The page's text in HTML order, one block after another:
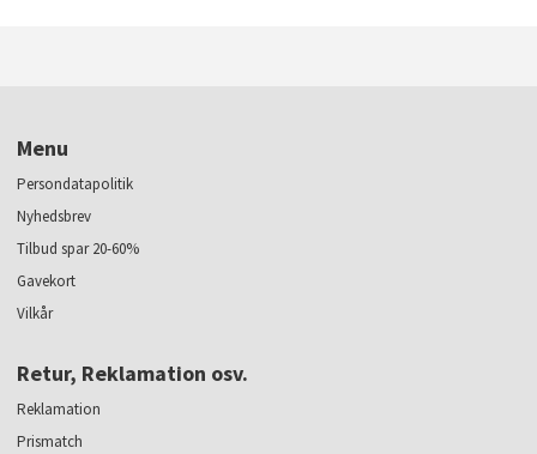
Menu
Persondatapolitik
Nyhedsbrev
Tilbud spar 20-60%
Gavekort
Vilkår
Retur, Reklamation osv.
Reklamation
Prismatch